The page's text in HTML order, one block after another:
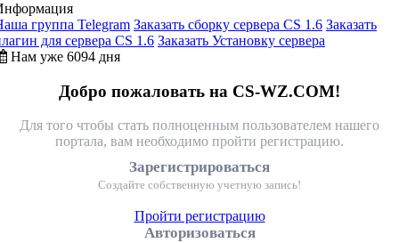
группа Telegram Заказать сборку сервера CS 1.6 Заказать
для сервера CS 1.6 Заказать Установку сервера
Нам уже 6094 дня
Добро пожаловать на CS-WZ.COM!
Для того чтобы стать полноценным пользователем нашего
портала, вам необходимо пройти регистрацию.
Зарегистрироваться
Создайте собственную учетную запись!
Пройти регистрацию
Авторизоваться